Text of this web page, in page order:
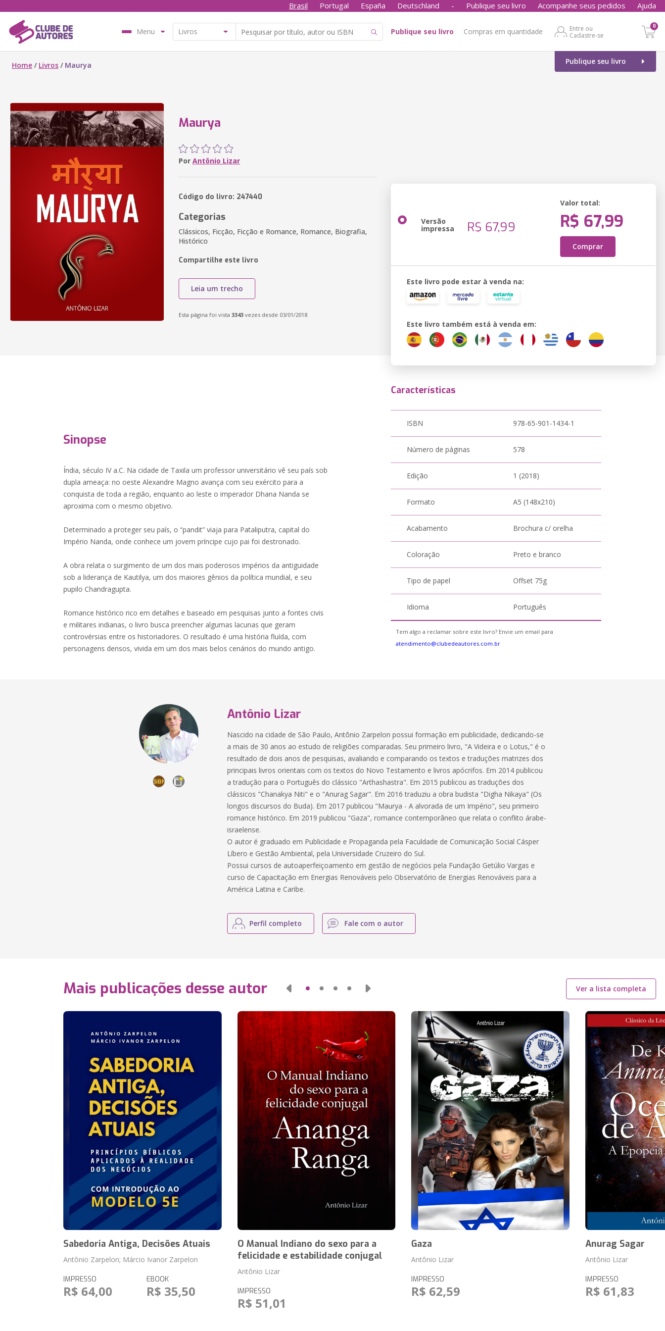
Brasil Portugal España Deutschland - Publique seu livro Acompanhe seus pedidos Ajuda
Menu Publique seu livro Compras em quantidade
Entre ou
Cadastre-se
0
Publique seu livro
Home / Livros / Maurya
Maurya
Por Antônio Lizar
Código do livro: 247440
Categorias
Clássicos, Ficção, Ficção e Romance, Romance, Biografia,
Histórico
Compartilhe este livro
Leia um trecho
Esta página foi vista 3343 vezes desde 03/01/2018
Versão
impressa R$ 67,99
Valor total:
R$ 67,99
Comprar
Este livro pode estar à venda na:
Este livro também está à venda em:
Sinopse
Índia, século IV a.C. Na cidade de Taxila um professor universitário vê seu país sob
dupla ameaça: no oeste Alexandre Magno avança com seu exército para a
conquista de toda a região, enquanto ao leste o imperador Dhana Nanda se
aproxima com o mesmo objetivo.
Determinado a proteger seu país, o “pandit” viaja para Pataliputra, capital do
Império Nanda, onde conhece um jovem príncipe cujo pai foi destronado.
A obra relata o surgimento de um dos mais poderosos impérios da antiguidade
sob a liderança de Kautilya, um dos maiores gênios da política mundial, e seu
pupilo Chandragupta.
Romance histórico rico em detalhes e baseado em pesquisas junto a fontes civis
e militares indianas, o livro busca preencher algumas lacunas que geram
controvérsias entre os historiadores. O resultado é uma história fluída, com
personagens densos, vivida em um dos mais belos cenários do mundo antigo.
Características
ISBN 978-65-901-1434-1
Número de páginas 578
Edição 1 (2018)
Formato A5 (148x210)
Acabamento Brochura c/ orelha
Coloração Preto e branco
Tipo de papel Offset 75g
Idioma Português
Tem algo a reclamar sobre este livro? Envie um email para
atendimento@clubedeautores.com.br
Antônio Lizar
Nascido na cidade de São Paulo, Antônio Zarpelon possui formação em publicidade, dedicando-se
a mais de 30 anos ao estudo de religiões comparadas. Seu primeiro livro, "A Videira e o Lotus," é o
resultado de dois anos de pesquisas, avaliando e comparando os textos e traduções matrizes dos
principais livros orientais com os textos do Novo Testamento e livros apócrifos. Em 2014 publicou
a tradução para o Português do clássico "Arthashastra". Em 2015 publicou as traduções dos
clássicos "Chanakya Niti" e o "Anurag Sagar". Em 2016 traduziu a obra budista "Digha Nikaya" (Os
longos discursos do Buda). Em 2017 publicou "Maurya - A alvorada de um Império", seu primeiro
romance histórico. Em 2019 publicou "Gaza", romance contemporâneo que relata o conflito árabe-
israelense.
O autor é graduado em Publicidade e Propaganda pela Faculdade de Comunicação Social Cásper
Líbero e Gestão Ambiental, pela Universidade Cruzeiro do Sul.
Possui cursos de autoaperfeiçoamento em gestão de negócios pela Fundação Getúlio Vargas e
curso de Capacitação em Energias Renováveis pelo Observatório de Energias Renováveis para a
América Latina e Caribe.
Perfil completo Fale com o autor
Mais publicações desse autor Ver a lista completa
Sabedoria Antiga, Decisões Atuais
Antônio Zarpelon; Márcio Ivanor Zarpelon
IMPRESSO
R$ 64,00
EBOOK
R$ 35,50
O Manual Indiano do sexo para a
felicidade e estabilidade conjugal
Antônio Lizar
IMPRESSO
R$ 51,01
Gaza
Antônio Lizar
IMPRESSO
R$ 62,59
Anurag Sagar
Antônio Lizar
IMPRESSO
R$ 61,83